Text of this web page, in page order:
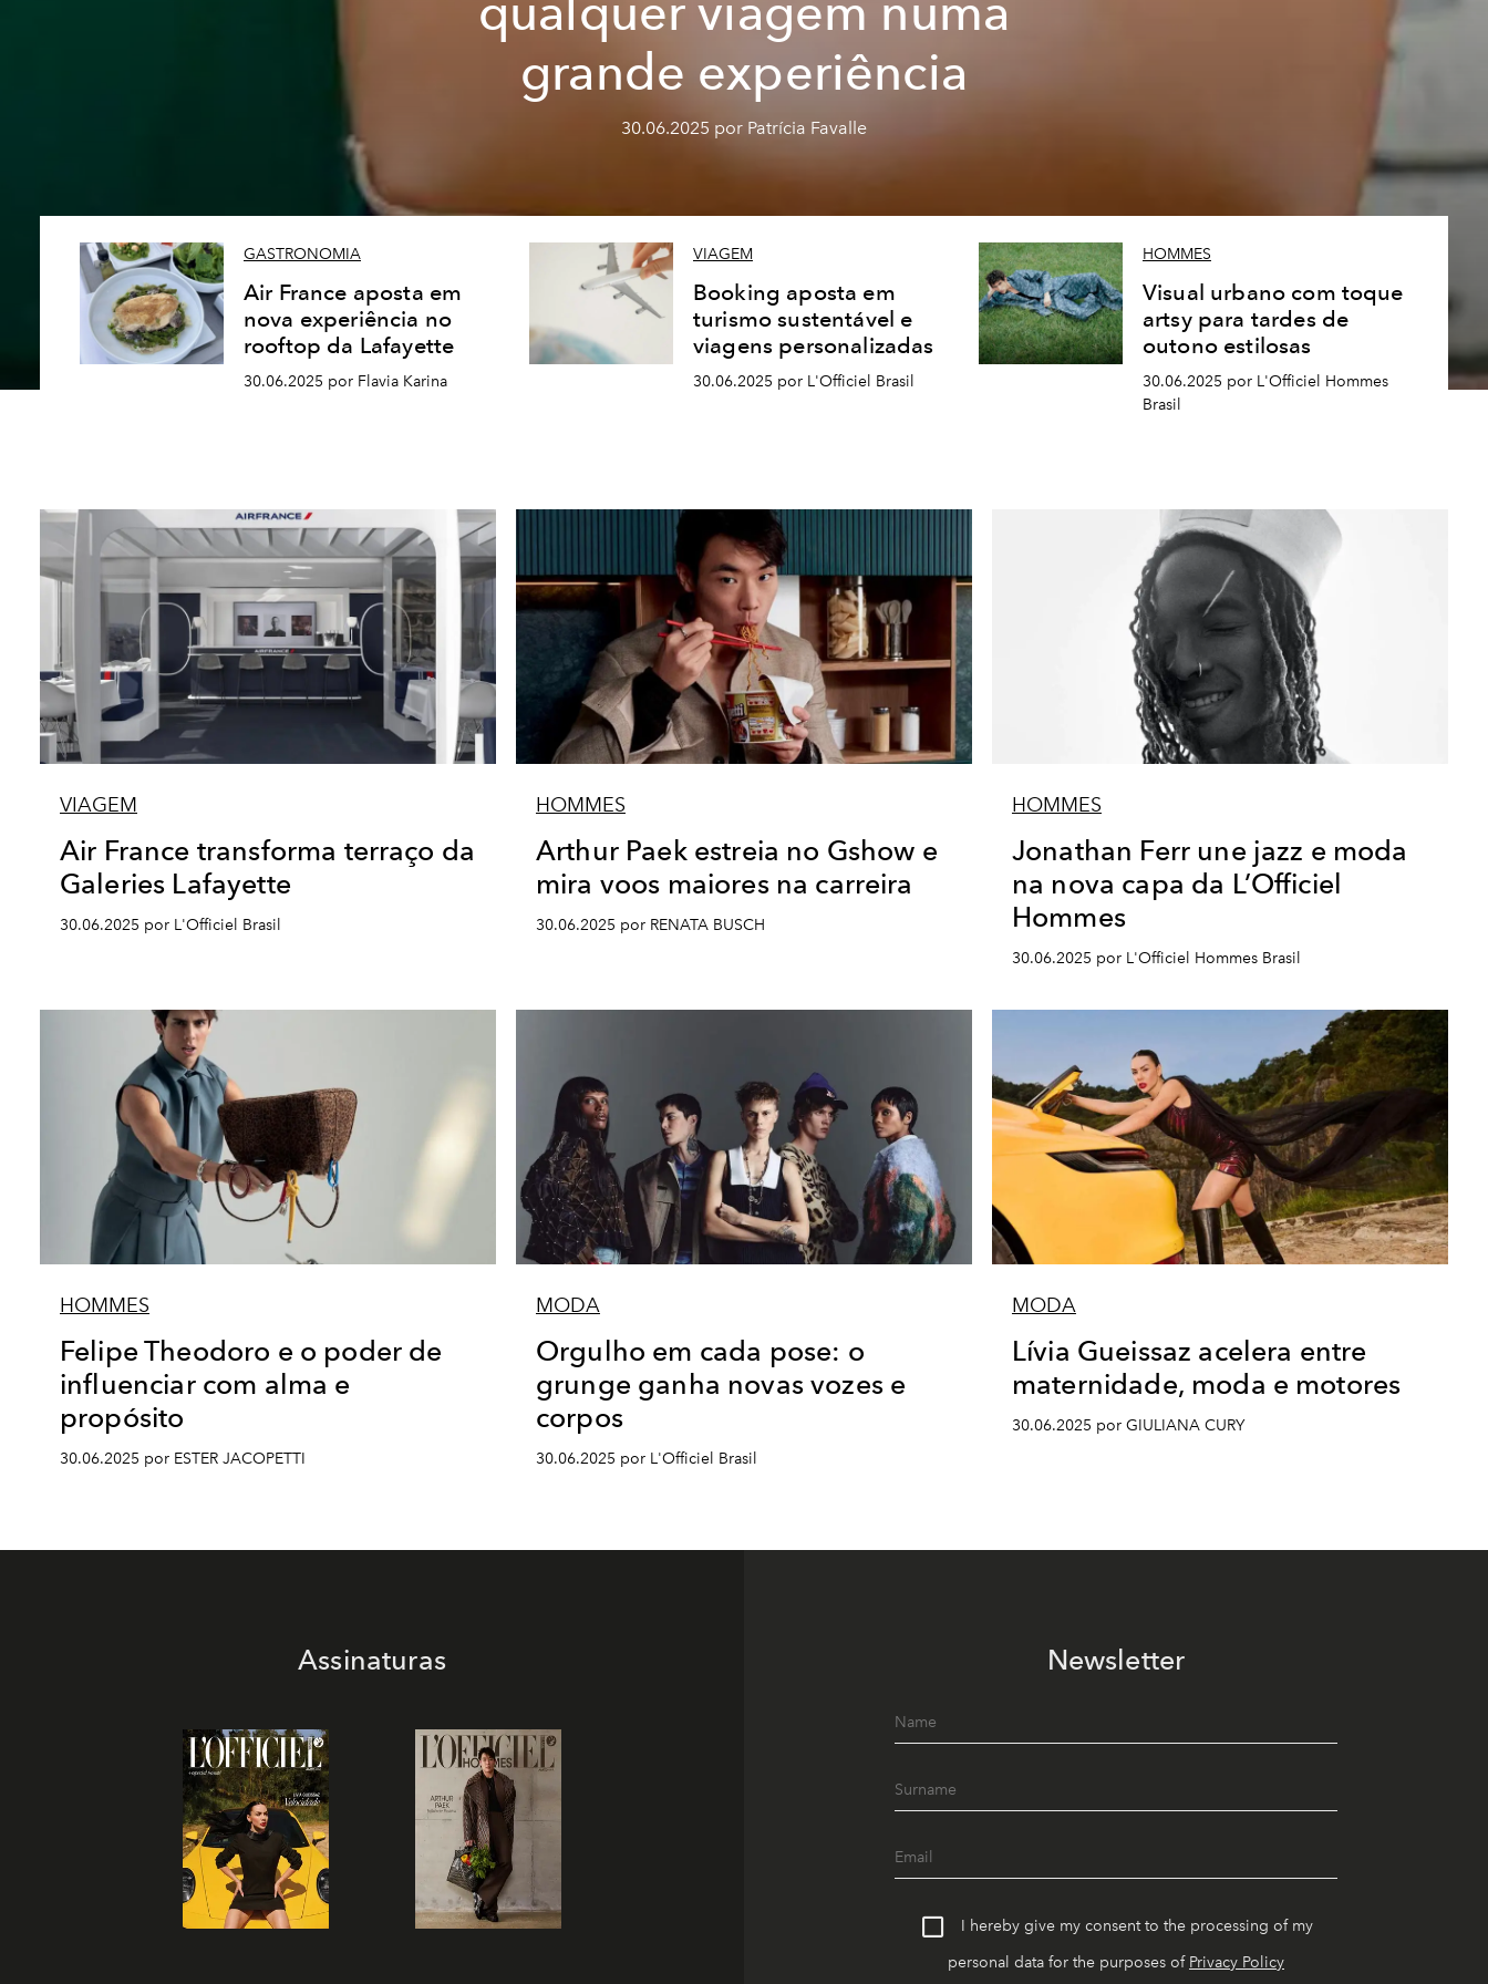
qualquer viagem numa
grande experiência
30.06.2025 por Patrícia Favalle
GASTRONOMIA
Air France aposta em
nova experiência no
rooftop da Lafayette
30.06.2025 por Flavia Karina
VIAGEM
Booking aposta em
turismo sustentável e
viagens personalizadas
30.06.2025 por L'Officiel Brasil
HOMMES
Visual urbano com toque
artsy para tardes de
outono estilosas
30.06.2025 por L'Officiel Hommes
Brasil
VIAGEM
Air France transforma terraço da
Galeries Lafayette
30.06.2025 por L'Officiel Brasil
HOMMES
Arthur Paek estreia no Gshow e
mira voos maiores na carreira
30.06.2025 por RENATA BUSCH
HOMMES
Jonathan Ferr une jazz e moda
na nova capa da L’Officiel
Hommes
30.06.2025 por L'Officiel Hommes Brasil
HOMMES
Felipe Theodoro e o poder de
influenciar com alma e
propósito
30.06.2025 por ESTER JACOPETTI
MODA
Orgulho em cada pose: o
grunge ganha novas vozes e
corpos
30.06.2025 por L'Officiel Brasil
MODA
Lívia Gueissaz acelera entre
maternidade, moda e motores
30.06.2025 por GIULIANA CURY
Assinaturas Newsletter
I hereby give my consent to the processing of my
personal data for the purposes of Privacy Policy